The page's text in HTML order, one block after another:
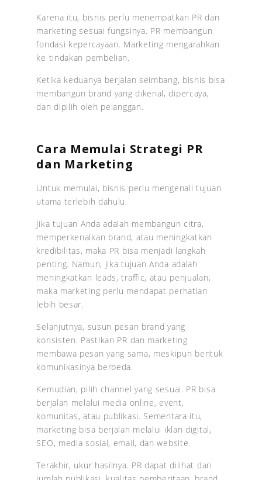
Karena itu, bisnis perlu menempatkan PR dan
marketing sesuai fungsinya. PR membangun
fondasi kepercayaan. Marketing mengarahkan
ke tindakan pembelian.
Ketika keduanya berjalan seimbang, bisnis bisa
membangun brand yang dikenal, dipercaya,
dan dipilih oleh pelanggan.
Cara Memulai Strategi PR
dan Marketing
Untuk memulai, bisnis perlu mengenali tujuan
utama terlebih dahulu.
Jika tujuan Anda adalah membangun citra,
memperkenalkan brand, atau meningkatkan
kredibilitas, maka PR bisa menjadi langkah
penting. Namun, jika tujuan Anda adalah
meningkatkan leads, traffic, atau penjualan,
maka marketing perlu mendapat perhatian
lebih besar.
Selanjutnya, susun pesan brand yang
konsisten. Pastikan PR dan marketing
membawa pesan yang sama, meskipun bentuk
komunikasinya berbeda.
Kemudian, pilih channel yang sesuai. PR bisa
berjalan melalui media online, event,
komunitas, atau publikasi. Sementara itu,
marketing bisa berjalan melalui iklan digital,
SEO, media sosial, email, dan website.
Terakhir, ukur hasilnya. PR dapat dilihat dari